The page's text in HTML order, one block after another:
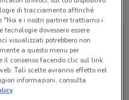
di tracciamento affinché
e i nostri partner trattiamo i
dovessero essere
visualizzati potrebbero non
a questo menu per
il consenso facendo clic sul link
Tali scelte avranno effetto nel
informazioni, consulta